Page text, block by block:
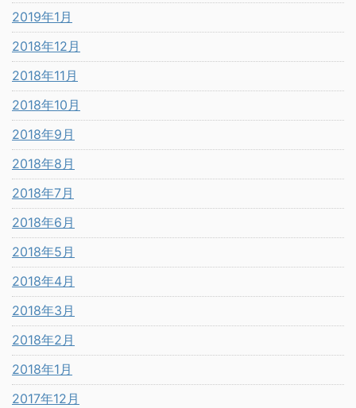
2019年1月
2018年12月
2018年11月
2018年10月
2018年9月
2018年8月
2018年7月
2018年6月
2018年5月
2018年4月
2018年3月
2018年2月
2018年1月
2017年12月